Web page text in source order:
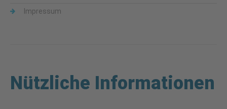
Impressum
Nützliche Informationen